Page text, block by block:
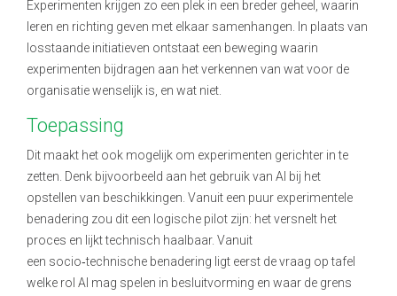
Experimenten krijgen zo een plek in een breder geheel, waarin
leren en richting geven met elkaar samenhangen. In plaats van
losstaande initiatieven ontstaat een beweging waarin
experimenten bijdragen aan het verkennen van wat voor de
organisatie wenselijk is, en wat niet.
Toepassing
Dit maakt het ook mogelijk om experimenten gerichter in te
zetten. Denk bijvoorbeeld aan het gebruik van AI bij het
opstellen van beschikkingen. Vanuit een puur experimentele
benadering zou dit een logische pilot zijn: het versnelt het
proces en lijkt technisch haalbaar. Vanuit
een socio‑technische benadering ligt eerst de vraag op tafel
welke rol AI mag spelen in besluitvorming en waar de grens